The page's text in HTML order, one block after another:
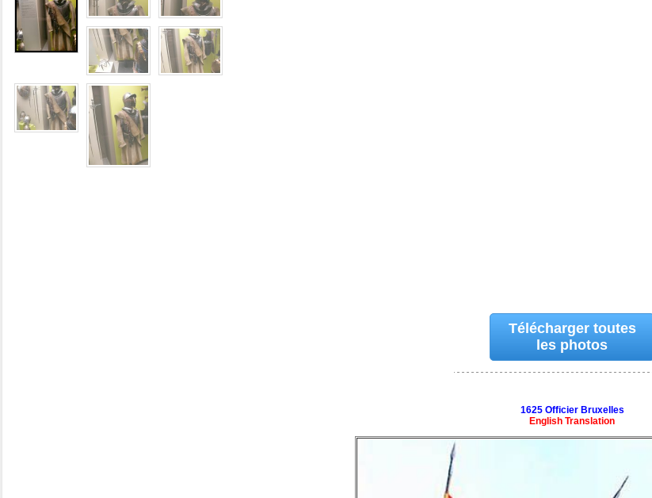
Télécharger toutes
les photos
1625 Officier Bruxelles
English Translation